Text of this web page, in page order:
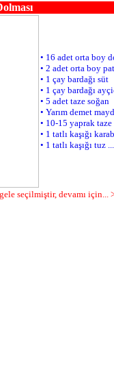
• 16 adet orta boy
• 2 adet orta boy
• 1 çay bardağı süt
• 1 çay bardağı
• 5 adet taze soğan
• Yarım demet
• 10-15 yaprak taze
• 1 tatlı kaşığı
• 1 tatlı kaşığı tuz ...
seçilmiştir, devamı için...